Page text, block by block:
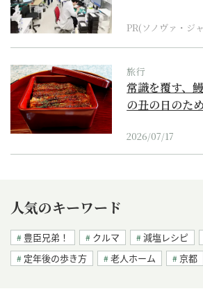
PR(ソノヴァ・ジ
旅行
常識を覆す、
の丑の日のた
2026/07/17
人気のキーワード
豊臣兄弟！ クルマ 減塩レシピ
定年後の歩き方
老人ホーム 京都